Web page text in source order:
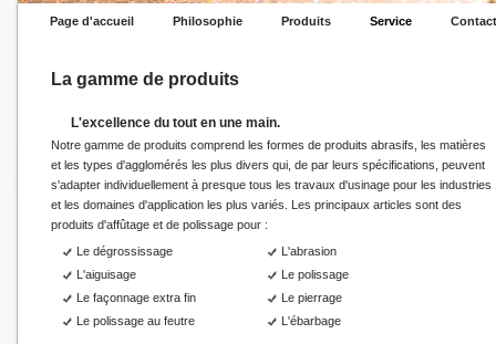
Page d'accueil Philosophie Produits Service Contact
La gamme de produits
L'excellence du tout en une main.
Notre gamme de produits comprend les formes de produits abrasifs, les matières
et les types d'agglomérés les plus divers qui, de par leurs spécifications, peuvent
s'adapter individuellement à presque tous les travaux d'usinage pour les industries
et les domaines d'application les plus variés. Les principaux articles sont des
produits d'affûtage et de polissage pour :
Le dégrossissage
L'abrasion
L'aiguisage
Le polissage
Le façonnage extra fin
Le pierrage
Le polissage au feutre
L'ébarbage